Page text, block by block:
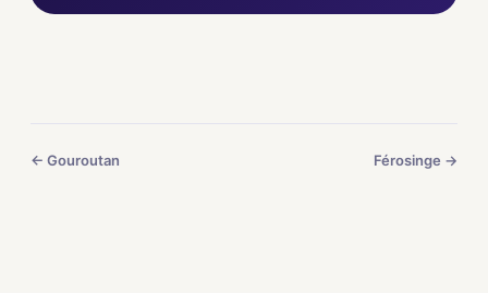
← Gouroutan Férosinge →